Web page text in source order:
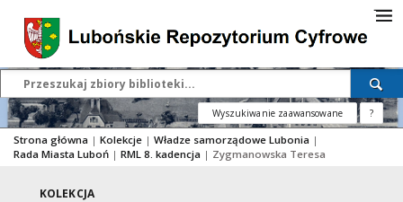
Wyszukiwanie zaawansowane ?
Strona główna | Kolekcje | Władze samorządowe Lubonia |
Rada Miasta Luboń | RML 8. kadencja | Zygmanowska Teresa
KOLEKCJA